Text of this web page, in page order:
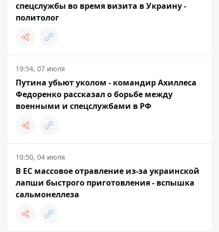
спецслужбы во время визита в Украину -
политолог
19:54, 07 июля
Путина убьют уколом - командир Ахиллеса
Федоренко рассказал о борьбе между
военными и спецслужбами в РФ
10:50, 04 июля
В ЕС массовое отравление из-за украинской
лапши быстрого приготовления - вспышка
сальмонеллеза